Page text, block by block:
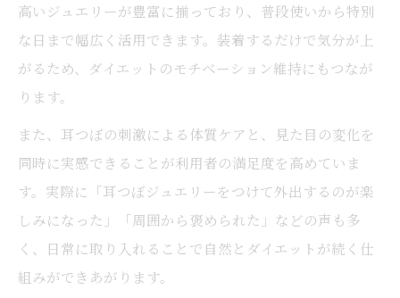
高いジュエリーが豊富に揃っており、普段使いから特別
な日まで幅広く活用できます。装着するだけで気分が上
がるため、ダイエットのモチベーション維持にもつなが
ります。
また、耳つぼの刺激による体質ケアと、見た目の変化を
同時に実感できることが利用者の満足度を高めていま
す。実際に「耳つぼジュエリーをつけて外出するのが楽
しみになった」「周囲から褒められた」などの声も多
く、日常に取り入れることで自然とダイエットが続く仕
組みができあがります。